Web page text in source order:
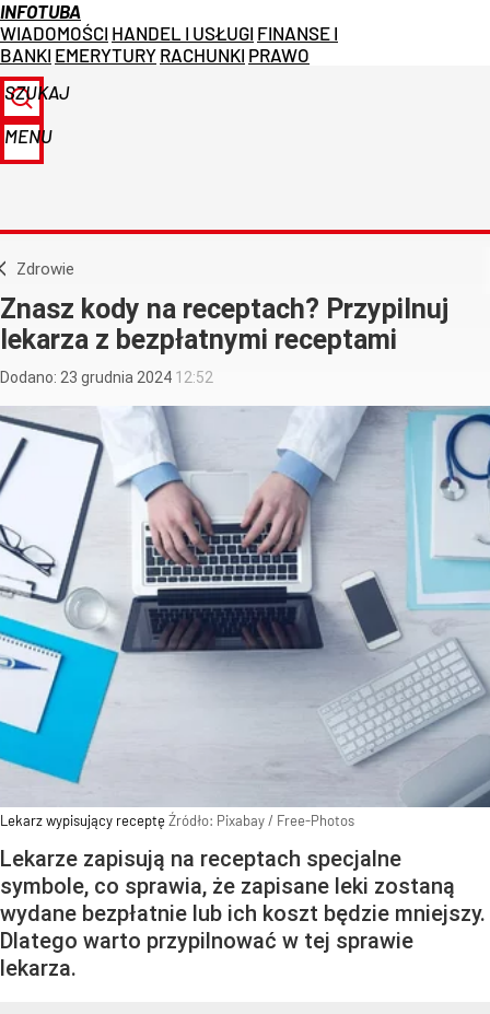
INFOTUBA
WIADOMOŚCI HANDEL I USŁUGI FINANSE I
BANKI EMERYTURY RACHUNKI PRAWO
SZUKAJ
MENU
Zdrowie
Znasz kody na receptach? Przypilnuj
lekarza z bezpłatnymi receptami
Dodano: 23 grudnia 2024 12:52
Lekarz wypisujący receptęŹródło: Pixabay/ Free-Photos
Lekarze zapisują na receptach specjalne
symbole, co sprawia, że zapisane leki zostaną
wydane bezpłatnie lub ich koszt będzie mniejszy.
Dlatego warto przypilnować w tej sprawie
lekarza.